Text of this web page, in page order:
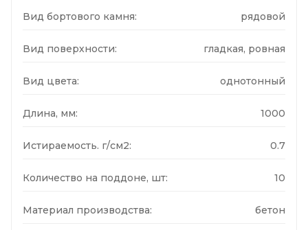
Вид бортового камня: рядовой
Вид поверхности: гладкая, ровная
Вид цвета: однотонный
Длина, мм: 1000
Истираемость. г/см2: 0.7
Количество на поддоне, шт: 10
Материал производства: бетон